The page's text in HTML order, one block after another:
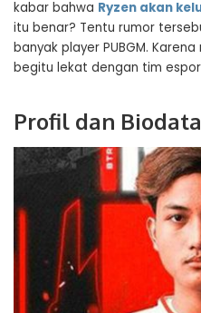
kabar bahwa Ryzen akan
itu benar? Tentu rumor
banyak player PUBGM.
begitu lekat dengan tim
Profil dan